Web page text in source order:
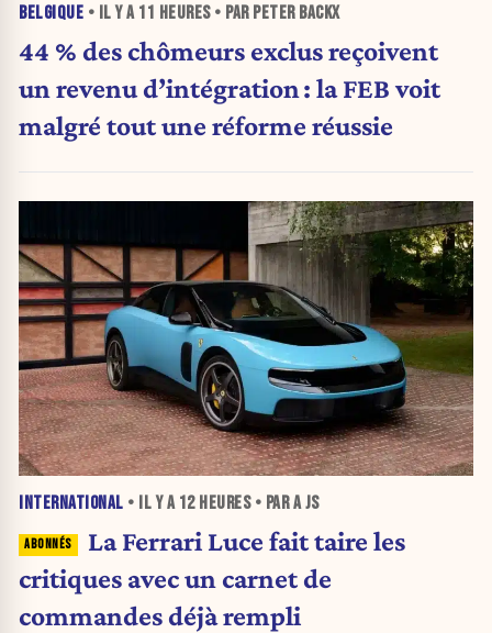
BELGIQUE • IL Y A 11 HEURES• PAR PETER BACKX
44 % des chômeurs exclus reçoivent
un revenu d’intégration : la FEB voit
malgré tout une réforme réussie
INTERNATIONAL • IL Y A 12 HEURES• PAR A JS
La Ferrari Luce fait taire les
critiques avec un carnet de
commandes déjà rempli